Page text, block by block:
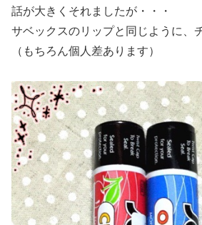
話が大きくそれましたが・・・
サベックスのリップと同じように、
（もちろん個人差あります）